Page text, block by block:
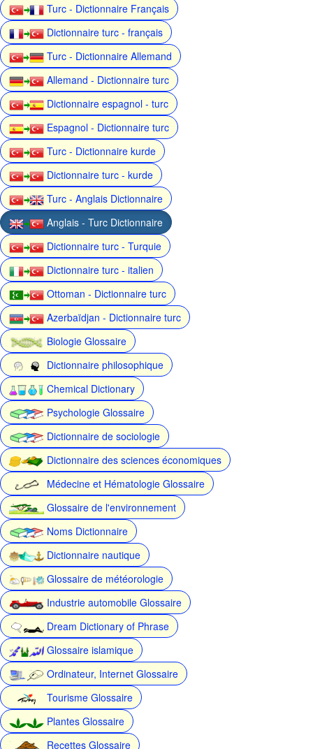
Turc - Dictionnaire Français
Dictionnaire turc - français
Turc - Dictionnaire Allemand
Allemand - Dictionnaire turc
Dictionnaire espagnol - turc
Espagnol - Dictionnaire turc
Turc - Dictionnaire kurde
Dictionnaire turc - kurde
Turc - Anglais Dictionnaire
Anglais - Turc Dictionnaire
Dictionnaire turc - Turquie
Dictionnaire turc - italien
Ottoman - Dictionnaire turc
Azerbaïdjan - Dictionnaire turc
Biologie Glossaire
Dictionnaire philosophique
Chemical Dictionary
Psychologie Glossaire
Dictionnaire de sociologie
Dictionnaire des sciences économiques
Médecine et Hématologie Glossaire
Glossaire de l'environnement
Noms Dictionnaire
Dictionnaire nautique
Glossaire de météorologie
Industrie automobile Glossaire
Dream Dictionary of Phrase
Glossaire islamique
Ordinateur, Internet Glossaire
Tourisme Glossaire
Plantes Glossaire
Recettes Glossaire